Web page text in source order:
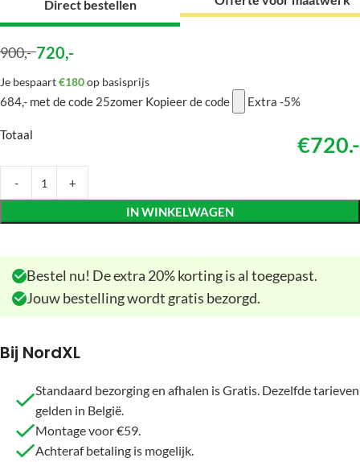
Direct bestellen
900,- 720,-
Je bespaart€180op basisprijs
684,- met de code 25zomer Kopieer de code Extra -5%
Totaal €720.-
IN WINKELWAGEN
Bestel nu! De extra 20% korting is al toegepast.
Jouw bestelling wordt gratis bezorgd.
Bij NordXL
Standaard bezorging en afhalen is Gratis. Dezelfde tarieven
gelden in België.
Montage voor €59.
Achteraf betaling is mogelijk.